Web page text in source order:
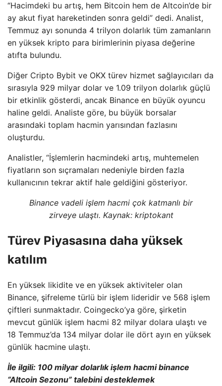
“Hacimdeki bu artış, hem Bitcoin hem de Altcoin’de bir
ay akut fiyat hareketinden sonra geldi” dedi. Analist,
Temmuz ayı sonunda 4 trilyon dolarlık tüm zamanların
en yüksek kripto para birimlerinin piyasa değerine
atıfta bulundu.
Diğer Cripto Bybit ve OKX türev hizmet sağlayıcıları da
sırasıyla 929 milyar dolar ve 1.09 trilyon dolarlık güçlü
bir etkinlik gösterdi, ancak Binance en büyük oyuncu
haline geldi. Analiste göre, bu büyük borsalar
arasındaki toplam hacmin yarısından fazlasını
oluşturdu.
Analistler, “İşlemlerin hacmindeki artış, muhtemelen
fiyatların son sıçramaları nedeniyle birden fazla
kullanıcının tekrar aktif hale geldiğini gösteriyor.
Binance vadeli işlem hacmi çok katmanlı bir
zirveye ulaştı. Kaynak: kriptokant
Türev Piyasasına daha yüksek
katılım
En yüksek likidite ve en yüksek aktiviteler olan
Binance, şifreleme türlü bir işlem lideridir ve 568 işlem
çiftleri sunmaktadır. Coingecko’ya göre, şirketin
mevcut günlük işlem hacmi 82 milyar dolara ulaştı ve
18 Temmuz’da 134 milyar dolar ile dört ayın en yüksek
günlük hacmine ulaştı.
İle ilgili: 100 milyar dolarlık işlem hacmi binance
“Altcoin Sezonu” talebini desteklemek